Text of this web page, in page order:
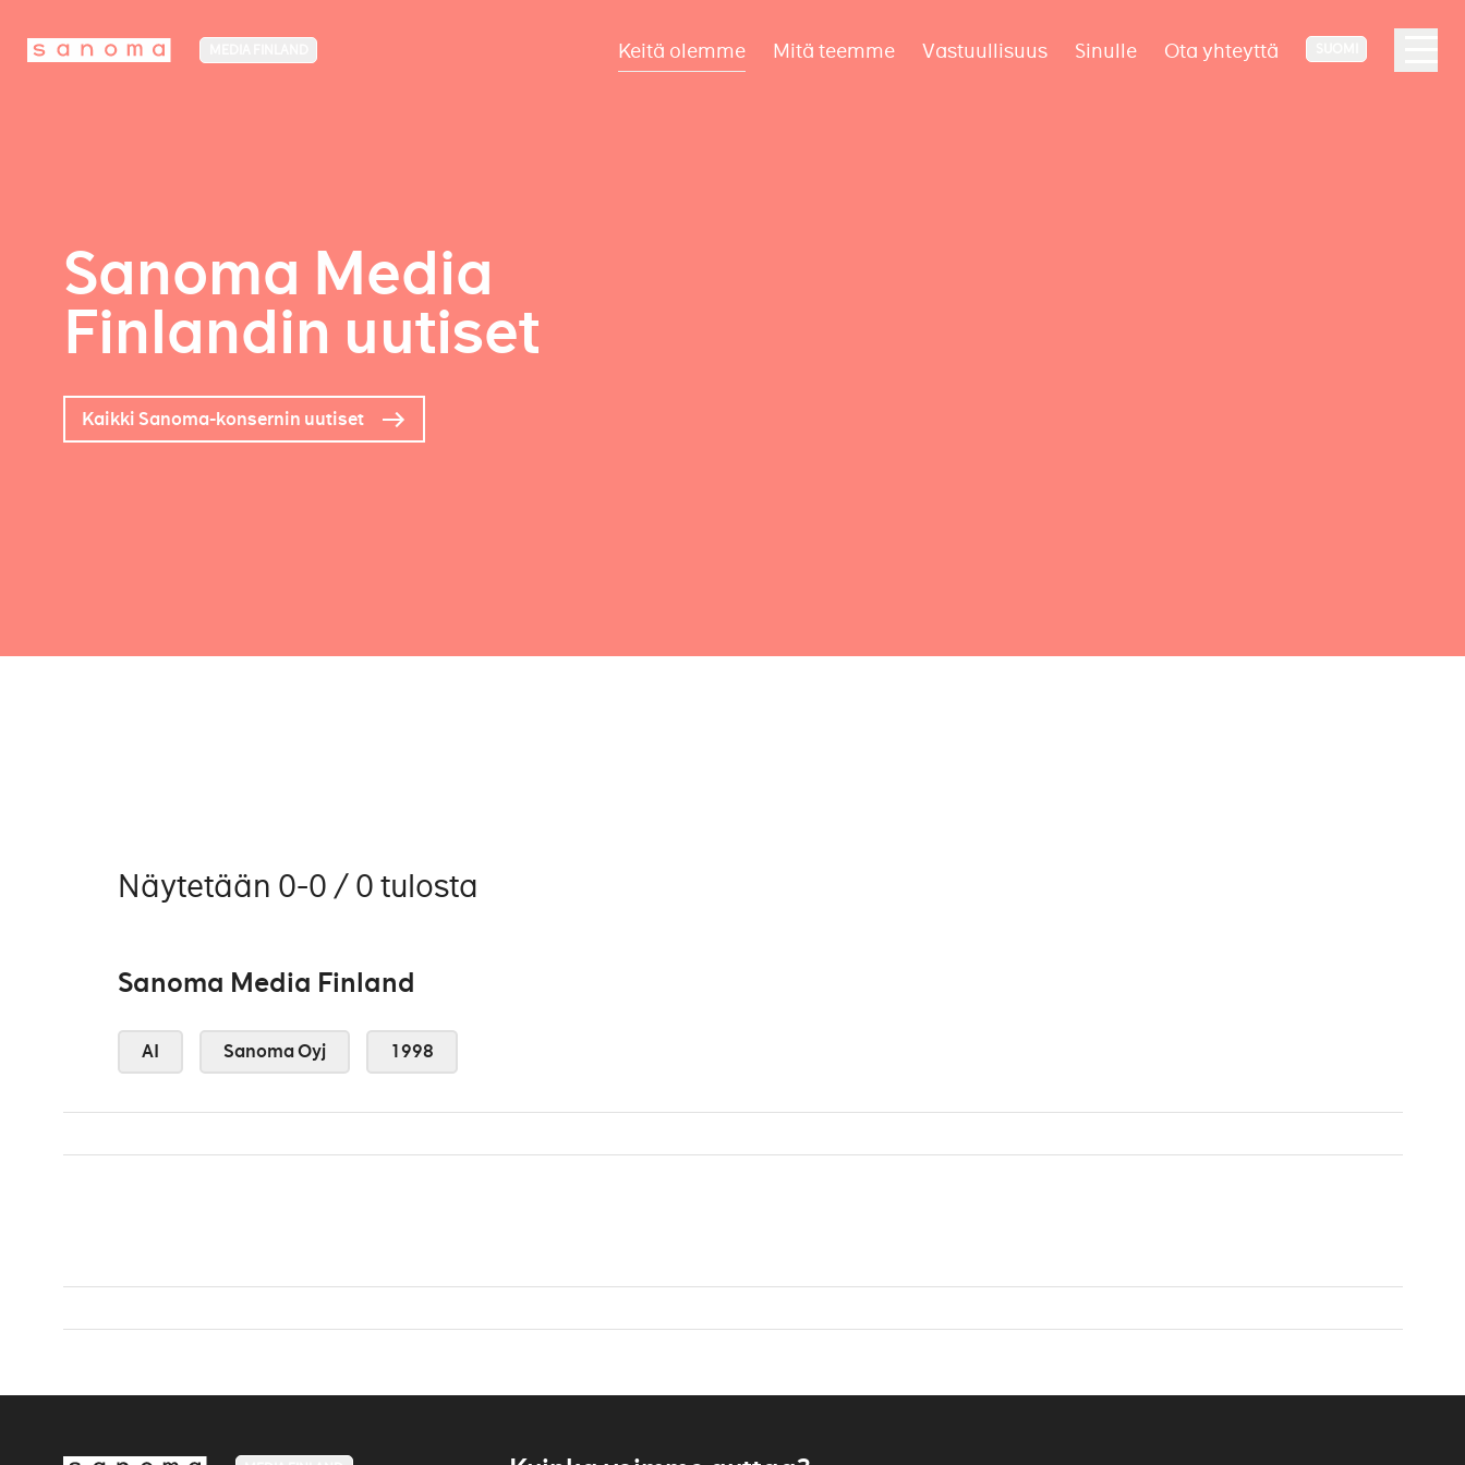
Keitä olemme Mitä teemme Vastuullisuus Sinulle Ota yhteyttä
Sanoma Media
Finlandin uutiset
Kaikki Sanoma-konsernin uutiset
Näytetään 0-0 / 0 tulosta
Sanoma Media Finland
AI Sanoma Oyj 1998